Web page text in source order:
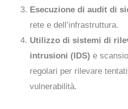
Esecuzione di audit di
rete e dell’infrastruttura.
Utilizzo di sistemi di
intrusioni (IDS) e
regolari per rilevare
vulnerabilità.